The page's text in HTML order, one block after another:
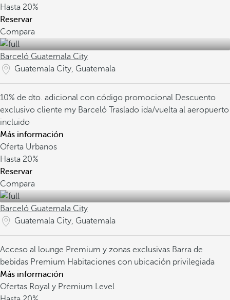
Hasta 20%
Reservar
Compara
Barceló Guatemala City
Guatemala City, Guatemala
10% de dto. adicional con código promocional Descuento
exclusivo cliente my Barceló Traslado ida/vuelta al aeropuerto
incluido
Más información
Oferta Urbanos
Hasta 20%
Reservar
Compara
Barceló Guatemala City
Guatemala City, Guatemala
Acceso al lounge Premium y zonas exclusivas Barra de
bebidas Premium Habitaciones con ubicación privilegiada
Más información
Ofertas Royal y Premium Level